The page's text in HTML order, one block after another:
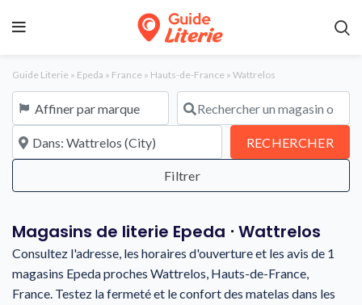
Guide Literie » Epeda » France » Hauts-de-France » Wattrelos
Affiner par marque Rechercher un magasin ou une
À proximité de RECHERCHER
Magasins de literie Epeda ⋅ Wattrelos
Consultez l'adresse, les horaires d'ouverture et les avis de 1
magasins Epeda proches Wattrelos, Hauts-de-France,
France. Testez la fermeté et le confort des matelas dans les